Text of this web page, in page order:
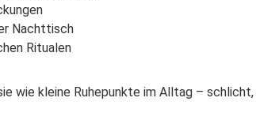
Nachttisch
Ritualen
wie kleine Ruhepunkte im Alltag –